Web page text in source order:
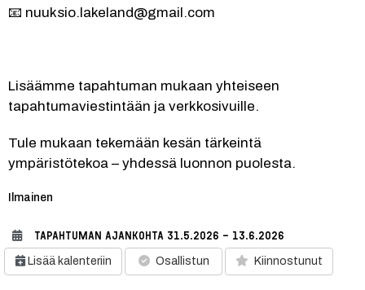
📧 nuuksio.lakeland@gmail.com
Lisäämme tapahtuman mukaan yhteiseen
tapahtumaviestintään ja verkkosivuille.
Tule mukaan tekemään kesän tärkeintä
ympäristötekoa – yhdessä luonnon puolesta.
Kategoria:
Ilmainen
TAPAHTUMAN AJANKOHTA 31.5.2026 - 13.6.2026
Lisää kalenteriin Osallistun Kiinnostunut